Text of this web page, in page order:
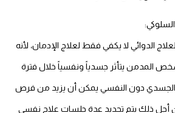
الدوائي لا يكفي فقط لعلاج الإدمان، لأنه
المدمن يتأثر جسدياً ونفسياً خلال فترة
الجسدي دون النفسي يمكن أن يزيد من فرص
ذلك يتم تحديد عدة جلسات علاج نفسي